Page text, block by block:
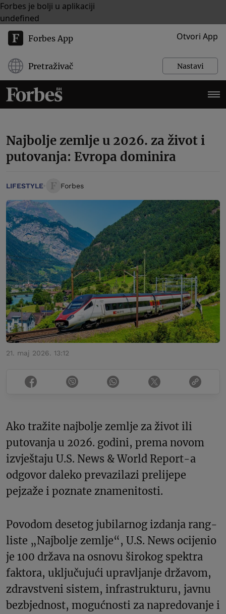
Forbes je bolji u aplikaciji
undefined
Forbes App Otvori App
Pretraživač Nastavi
Najbolje zemlje u 2026. za život i
putovanja: Evropa dominira
LIFESTYLE Forbes
21. maj 2026. 13:12
Ako tražite najbolje zemlje za život ili
putovanja u 2026. godini, prema novom
izvještaju U.S. News & World Report-a
odgovor daleko prevazilazi prelijepe
pejzaže i poznate znamenitosti.
Povodom desetog jubilarnog izdanja rang-
liste „Najbolje zemlje“, U.S. News ocijenio
je 100 država na osnovu širokog spektra
faktora, uključujući upravljanje državom,
zdravstveni sistem, infrastrukturu, javnu
bezbjednost, mogućnosti za napredovanje i